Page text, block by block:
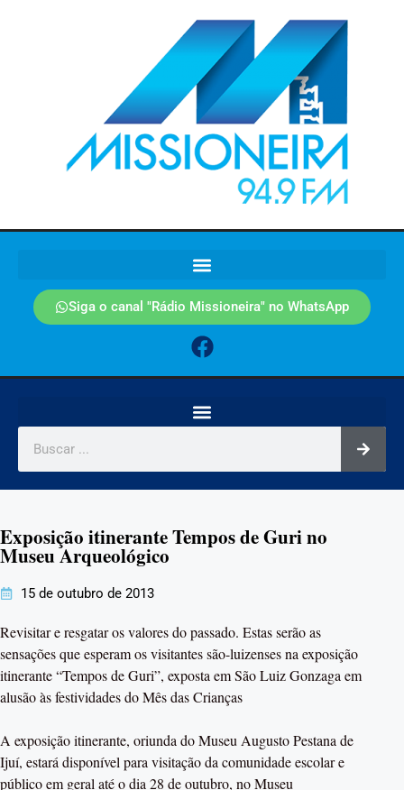
Siga o canal "Rádio Missioneira" no WhatsApp
Exposição itinerante Tempos de Guri no
Museu Arqueológico
15 de outubro de 2013
Revisitar e resgatar os valores do passado. Estas serão as
sensações que esperam os visitantes são-luizenses na exposição
itinerante “Tempos de Guri”, exposta em São Luiz Gonzaga em
alusão às festividades do Mês das Crianças
A exposição itinerante, oriunda do Museu Augusto Pestana de
Ijuí, estará disponível para visitação da comunidade escolar e
público em geral até o dia 28 de outubro, no Museu